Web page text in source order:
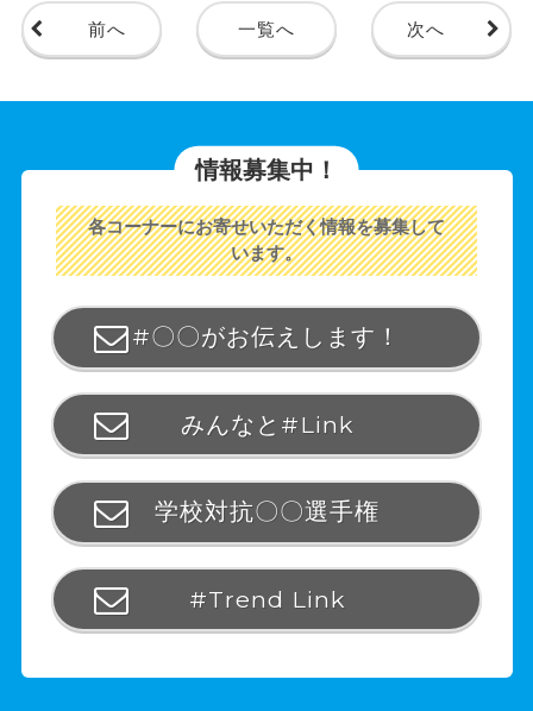
前へ 一覧へ 次へ
情報募集中！
各コーナーにお寄せいただく情報を募集して
います。
#〇〇がお伝えします！
みんなと#Link
学校対抗〇〇選手権
#Trend Link